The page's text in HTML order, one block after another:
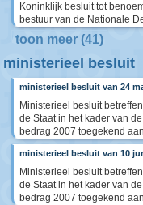
Koninklijk besluit tot
bestuur van de Nationale
toon meer (41)
ministerieel besluit
ministerieel besluit van 24
Ministerieel besluit
de Staat in het kader van
bedrag 2007 toegekend
ministerieel besluit van 10
Ministerieel besluit
de Staat in het kader van
bedrag 2007 toegekend